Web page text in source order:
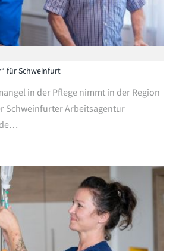
für Schweinfurt
in der Pflege nimmt in der Region
Schweinfurter Arbeitsagentur